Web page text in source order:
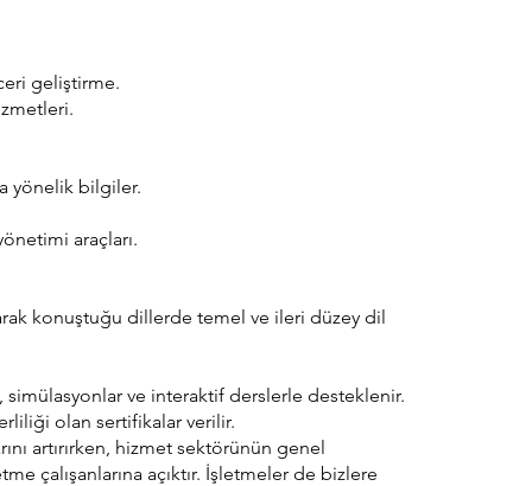
geliştirme.
yönelik bilgiler.
araçları.
konuştuğu dillerde temel ve ileri düzey dil
ve interaktif derslerle desteklenir.
olan sertifikalar verilir.
artırırken, hizmet sektörünün genel
çalışanlarına açıktır. İşletmeler de bizlere